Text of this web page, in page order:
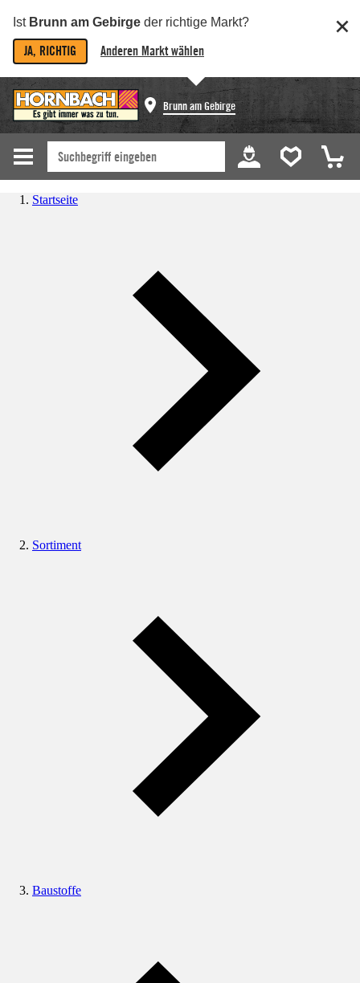
Ist Brunn am Gebirge der richtige Markt?
JA, RICHTIG Anderen Markt wählen
Brunn am Gebirge
Startseite
Sortiment
Baustoffe